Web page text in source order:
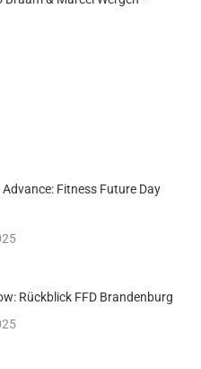
Fitness Future Day
Rückblick FFD Brandenburg